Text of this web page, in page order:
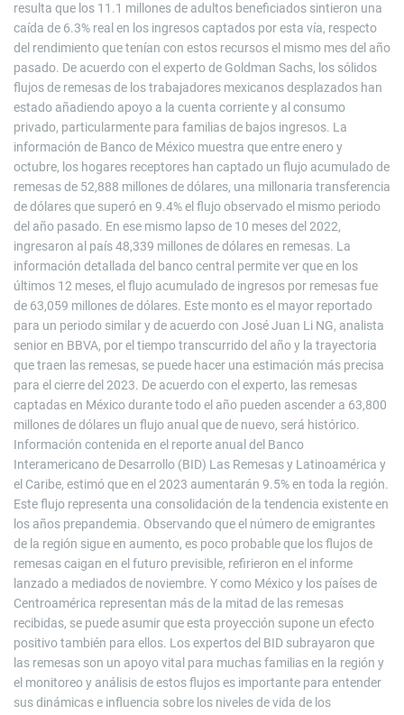
resulta que los 11.1 millones de adultos beneficiados sintieron una
caída de 6.3% real en los ingresos captados por esta vía, respecto
del rendimiento que tenían con estos recursos el mismo mes del año
pasado. De acuerdo con el experto de Goldman Sachs, los sólidos
flujos de remesas de los trabajadores mexicanos desplazados han
estado añadiendo apoyo a la cuenta corriente y al consumo
privado, particularmente para familias de bajos ingresos. La
información de Banco de México muestra que entre enero y
octubre, los hogares receptores han captado un flujo acumulado de
remesas de 52,888 millones de dólares, una millonaria transferencia
de dólares que superó en 9.4% el flujo observado el mismo periodo
del año pasado. En ese mismo lapso de 10 meses del 2022,
ingresaron al país 48,339 millones de dólares en remesas. La
información detallada del banco central permite ver que en los
últimos 12 meses, el flujo acumulado de ingresos por remesas fue
de 63,059 millones de dólares. Este monto es el mayor reportado
para un periodo similar y de acuerdo con José Juan Li NG, analista
senior en BBVA, por el tiempo transcurrido del año y la trayectoria
que traen las remesas, se puede hacer una estimación más precisa
para el cierre del 2023. De acuerdo con el experto, las remesas
captadas en México durante todo el año pueden ascender a 63,800
millones de dólares un flujo anual que de nuevo, será histórico.
Información contenida en el reporte anual del Banco
Interamericano de Desarrollo (BID) Las Remesas y Latinoamérica y
el Caribe, estimó que en el 2023 aumentarán 9.5% en toda la región.
Este flujo representa una consolidación de la tendencia existente en
los años prepandemia. Observando que el número de emigrantes
de la región sigue en aumento, es poco probable que los flujos de
remesas caigan en el futuro previsible, refirieron en el informe
lanzado a mediados de noviembre. Y como México y los países de
Centroamérica representan más de la mitad de las remesas
recibidas, se puede asumir que esta proyección supone un efecto
positivo también para ellos. Los expertos del BID subrayaron que
las remesas son un apoyo vital para muchas familias en la región y
el monitoreo y análisis de estos flujos es importante para entender
sus dinámicas e influencia sobre los niveles de vida de los